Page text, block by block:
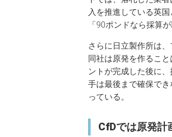
入を推進している英
「90ポンドなら採算
さらに日立製作所は
同社は原発を作るこ
ントが完成した後に
手は最後まで確保で
っている。
CfDでは原発計